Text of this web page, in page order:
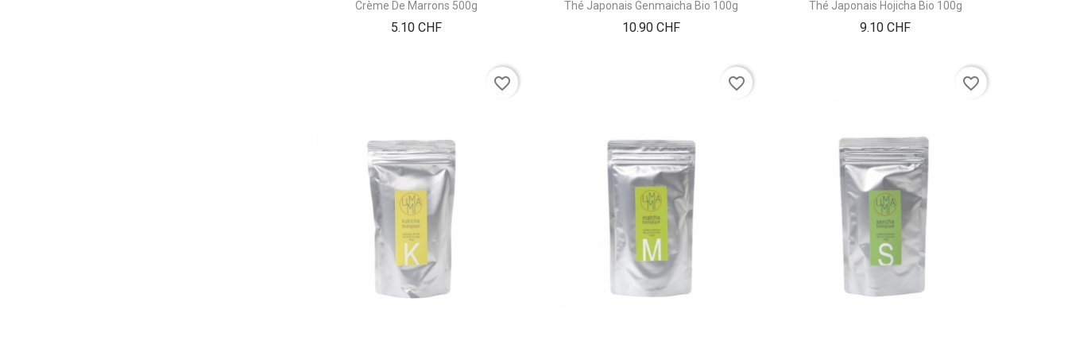
Crème De Marrons 500g
5.10 CHFPrix
Thé Japonais Genmaicha Bio 100g
10.90 CHFPrix
Thé Japonais Hojicha Bio 100g
9.10 CHFPrix
favorite_border favorite_border favorite_border